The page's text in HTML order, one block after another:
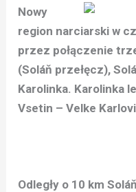
Nowy
region narciarski w
przez połączenie
(Soláň przełęcz),
Karolinka. Karolinka
Vsetin – Velke
Odległy o 10 km